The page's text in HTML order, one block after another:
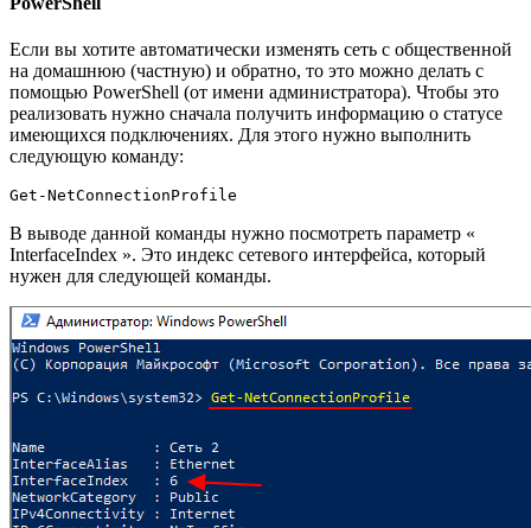
Если вы хотите автоматически изменять сеть с общественной
на домашнюю (частную) и обратно, то это можно делать с
помощью PowerShell (от имени администратора). Чтобы это
реализовать нужно сначала получить информацию о статусе
имеющихся подключениях. Для этого нужно выполнить
следующую команду:
Get-NetConnectionProfile
В выводе данной команды нужно посмотреть параметр «
InterfaceIndex ». Это индекс сетевого интерфейса, который
нужен для следующей команды.